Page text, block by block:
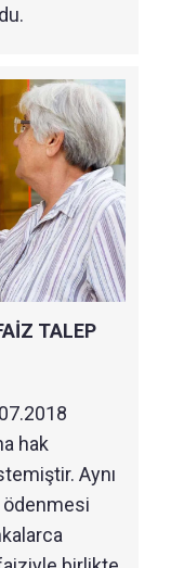
TALEP
hak
Aynı
ödenmesi